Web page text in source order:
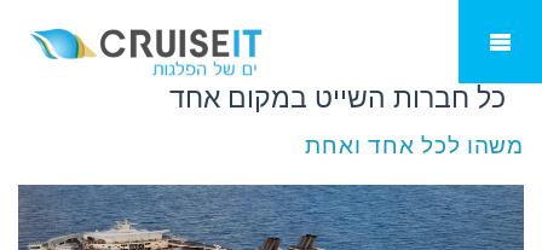
חברות שייט
כל חברות השייט במקום אחד
משהו לכל אחד ואחת